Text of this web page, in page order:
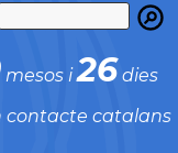
mesos i26 dies
contacte catalans